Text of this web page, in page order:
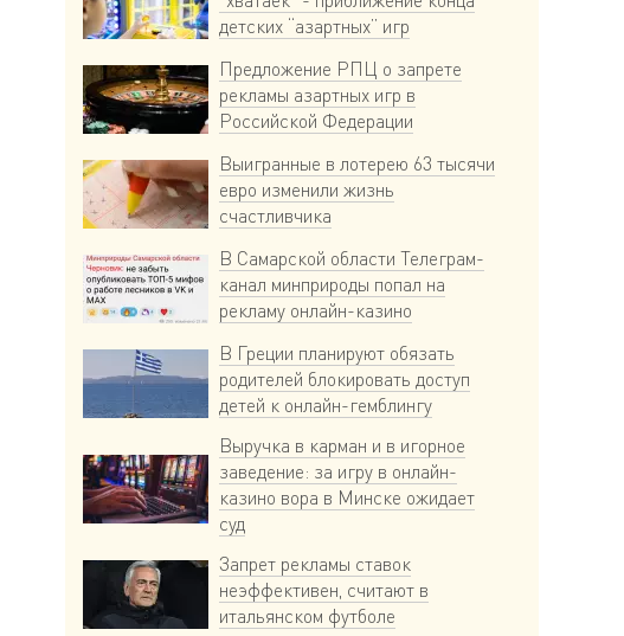
детских “азартных” игр
Предложение РПЦ о запрете
рекламы азартных игр в
Российской Федерации
Выигранные в лотерею 63 тысячи
евро изменили жизнь
счастливчика
В Самарской области Телеграм-
канал минприроды попал на
рекламу онлайн-казино
В Греции планируют обязать
родителей блокировать доступ
детей к онлайн-гемблингу
Выручка в карман и в игорное
заведение: за игру в онлайн-
казино вора в Минске ожидает
суд
Запрет рекламы ставок
неэффективен, считают в
итальянском футболе